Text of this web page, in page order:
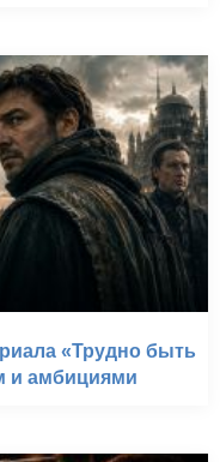
«Трудно быть
и амбициями